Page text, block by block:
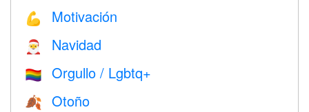
💪 Motivación
🎅 Navidad
🏳️‍🌈 Orgullo / Lgbtq+
🍂 Otoño